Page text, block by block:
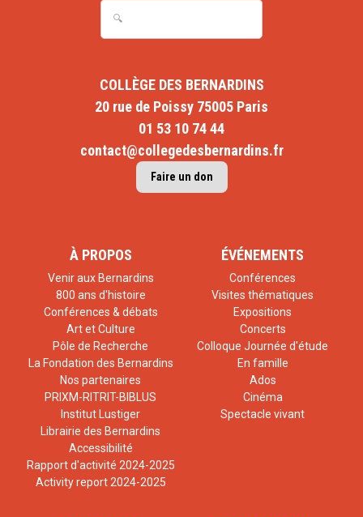
COLLÈGE DES BERNARDINS
20 rue de Poissy 75005 Paris
01 53 10 74 44
contact@collegedesbernardins.fr
Faire un don
À PROPOS
Venir aux Bernardins
800 ans d'histoire
Conférences & débats
Art et Culture
Pôle de Recherche
La Fondation des Bernardins
Nos partenaires
PRIXM-RITRIT-BIBLUS
Institut Lustiger
Librairie des Bernardins
Accessibilité
Rapport d'activité 2024-2025
Activity report 2024-2025
ÉVÉNEMENTS
Conférences
Visites thématiques
Expositions
Concerts
Colloque Journée d'étude
En famille
Ados
Cinéma
Spectacle vivant